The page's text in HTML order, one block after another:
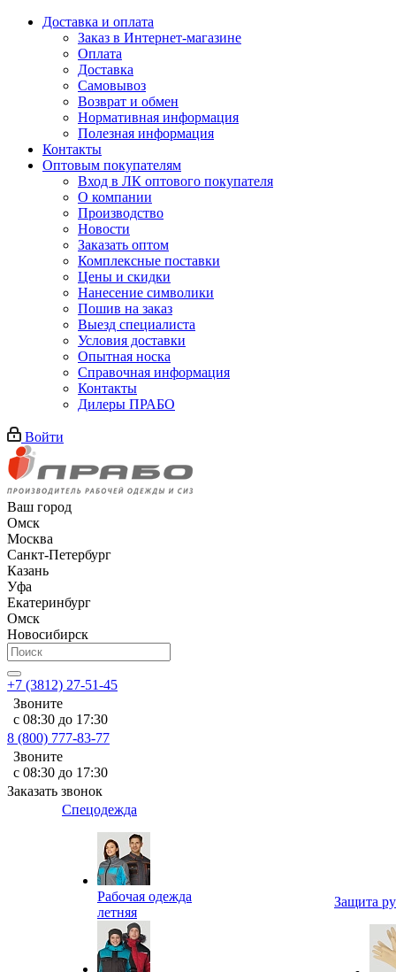
Доставка и оплата
Заказ в Интернет-магазине
Оплата
Доставка
Самовывоз
Возврат и обмен
Нормативная информация
Полезная информация
Контакты
Оптовым покупателям
Вход в ЛК оптового покупателя
О компании
Производство
Новости
Заказать оптом
Комплексные поставки
Цены и скидки
Нанесение символики
Пошив на заказ
Выезд специалиста
Условия доставки
Опытная носка
Справочная информация
Контакты
Дилеры ПРАБО
Войти
Ваш город
Омск
Москва
Санкт-Петербург
Казань
Уфа
Екатеринбург
Омск
Новосибирск
+7 (3812) 27-51-45
Звоните
с 08:30 до 17:30
8 (800) 777-83-77
Звоните
с 08:30 до 17:30
Заказать звонок
Спецодежда
Рабочая одежда
летняя
Защита